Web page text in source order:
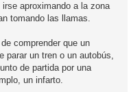
aproximando a la zona
tomando las llamas.
comprender que un
parar un tren o un autobús,
de partida por una
un infarto.